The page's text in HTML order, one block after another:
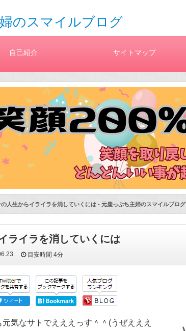
のスマイルブログ
自己紹介 サイトマップ
の人生からイライラを消していくには - 元崖っぷち主婦のスマイルブログ
ライラを消していくには
目安時間4分
気なサトでえええっす＾＾(うぜえええ